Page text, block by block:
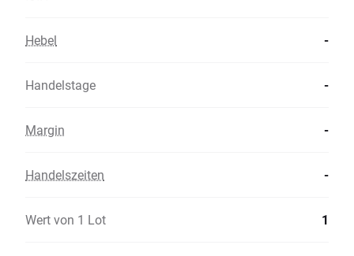
Hebel -
Handelstage -
Margin -
Handelszeiten -
Wert von 1 Lot 1